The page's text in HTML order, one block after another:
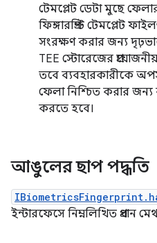
টেমপ্লেট ডেটা মুছে
ফিঙ্গারপ্রিন্ট টেমপ্লেট
সংরক্ষণ করার জন্য
TEE স্টোরেজের
তবে ব্যবহারকারীকে
ফেলা নিশ্চিত করার
করতে হবে।
আঙুলের ছাপ পদ্ধতি
ইন্টারফেসে নিম্নলিখিত প্রধান